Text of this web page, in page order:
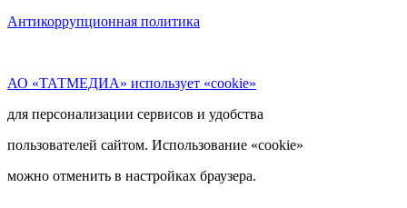
Антикоррупционная политика
АО «ТАТМЕДИА» использует «cookie»
для персонализации сервисов и удобства
пользователей сайтом. Использование «cookie»
можно отменить в настройках браузера.